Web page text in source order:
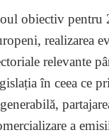
obiectiv pentru
realizarea
relevante
în ceea ce
a